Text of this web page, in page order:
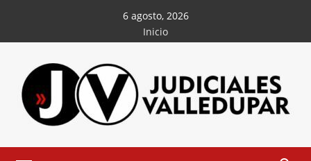
contenido
6 agosto, 2026
Inicio